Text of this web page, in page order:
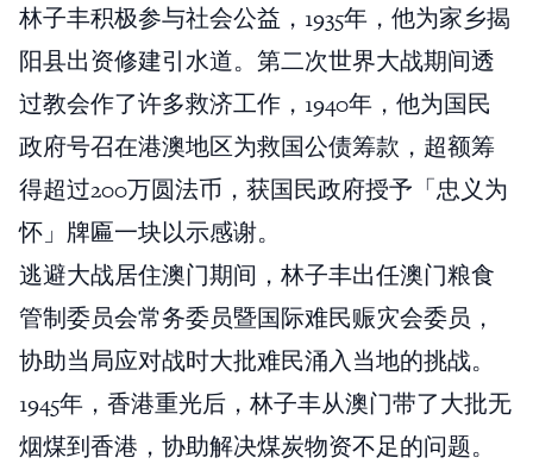
林子丰积极参与社会公益，1935年，他为家乡揭
阳县出资修建引水道。第二次世界大战期间透
过教会作了许多救济工作，1940年，他为国民
政府号召在港澳地区为救国公债筹款，超额筹
得超过200万圆法币，获国民政府授予「忠义为
怀」牌匾一块以示感谢。
逃避大战居住澳门期间，林子丰出任澳门粮食
管制委员会常务委员暨国际难民赈灾会委员，
协助当局应对战时大批难民涌入当地的挑战。
1945年，香港重光后，林子丰从澳门带了大批无
烟煤到香港，协助解决煤炭物资不足的问题。